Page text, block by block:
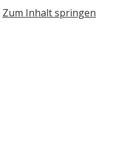
Zum Inhalt springen